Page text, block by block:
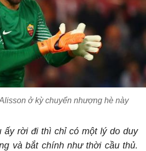
ở kỳ chuyển nhượng hè này
ấy rời đi thì chỉ có một lý do duy
và bắt chính như thời cầu thủ.